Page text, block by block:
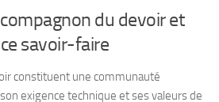
du devoir et
savoir-faire
constituent une communauté
exigence technique et ses valeurs de